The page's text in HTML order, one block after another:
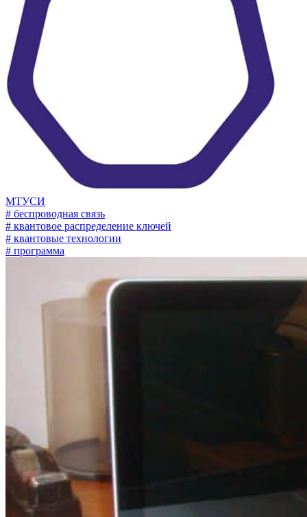
МТУСИ
# беспроводная связь
# квантовое распределение ключей
# квантовые технологии
# программа